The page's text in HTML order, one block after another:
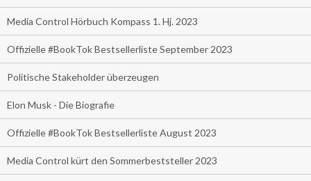
Media Control Hörbuch Kompass 1. Hj. 2023
Offizielle #BookTok Bestsellerliste September 2023
Politische Stakeholder überzeugen
Elon Musk - Die Biografie
Offizielle #BookTok Bestsellerliste August 2023
Media Control kürt den Sommerbeststeller 2023